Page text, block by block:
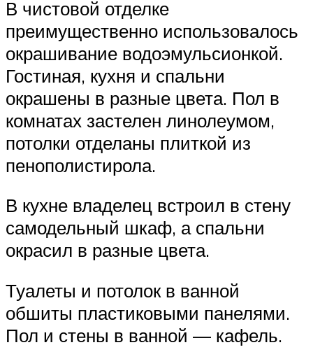
В чистовой отделке
преимущественно использовалось
окрашивание водоэмульсионкой.
Гостиная, кухня и спальни
окрашены в разные цвета. Пол в
комнатах застелен линолеумом,
потолки отделаны плиткой из
пенополистирола.
В кухне владелец встроил в стену
самодельный шкаф, а спальни
окрасил в разные цвета.
Туалеты и потолок в ванной
обшиты пластиковыми панелями.
Пол и стены в ванной — кафель.